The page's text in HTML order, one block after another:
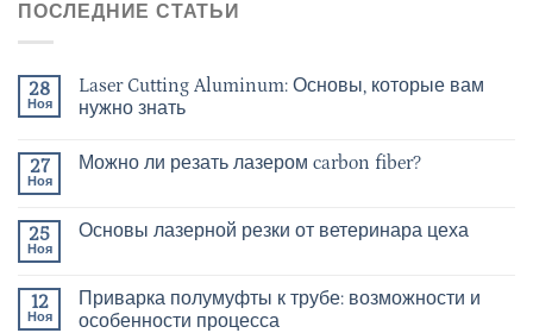
ПОСЛЕДНИЕ СТАТЬИ
28
Ноя
Laser Cutting Aluminum: Основы, которые вам
нужно знать
27
Ноя
Можно ли резать лазером carbon fiber?
25
Ноя
Основы лазерной резки от ветеринара цеха
12
Ноя
Приварка полумуфты к трубе: возможности и
особенности процесса